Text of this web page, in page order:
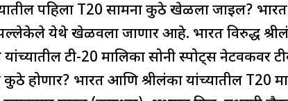
पहिला T20 सामना कुठे खेळला जाईल?
पल्लेकेले येथे खेळवला जाणार आहे. भारत विरुद्ध
टी-20 मालिका सोनी स्पोर्ट्स नेटवर्कवर
कुठे होणार? भारत आणि श्रीलंका यांच्यातील T20